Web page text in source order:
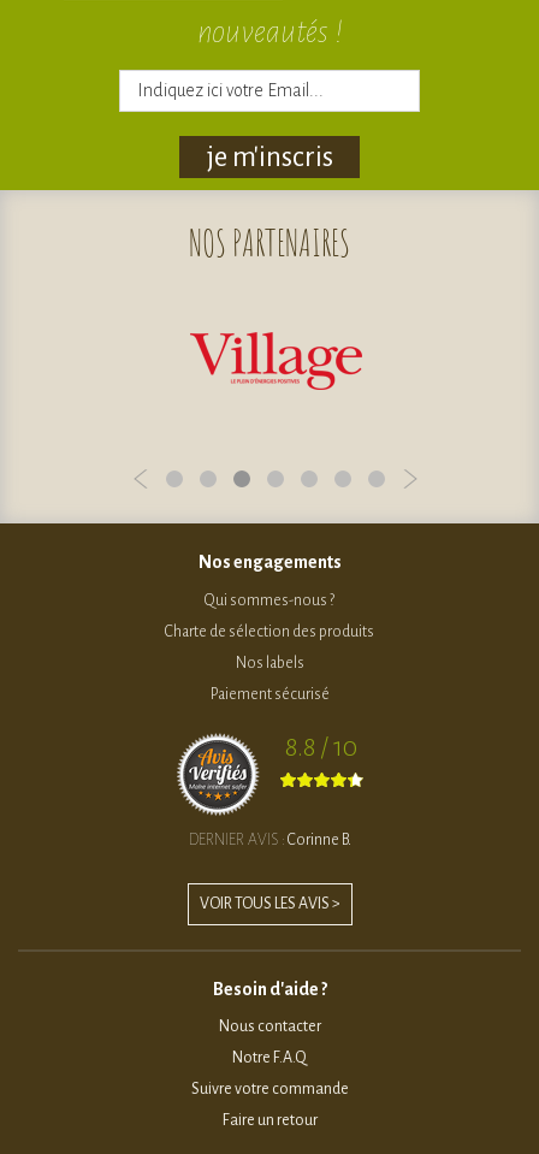
nouveautés !
je m'inscris
NOS PARTENAIRES
Nos engagements
Qui sommes-nous ?
Charte de sélection des produits
Nos labels
Paiement sécurisé
8.8 / 10
DERNIER AVIS : Corinne B.
VOIR TOUS LES AVIS >
Besoin d'aide ?
Nous contacter
Notre F.A.Q
Suivre votre commande
Faire un retour